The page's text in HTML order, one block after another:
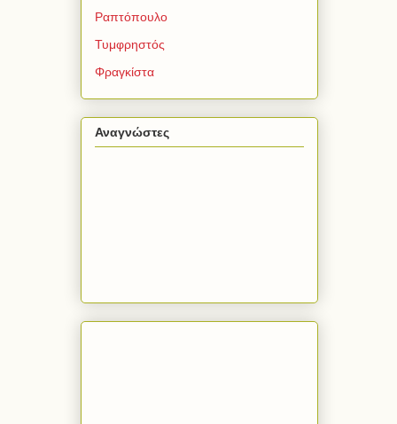
Ραπτόπουλο
Τυμφρηστός
Φραγκίστα
Αναγνώστες